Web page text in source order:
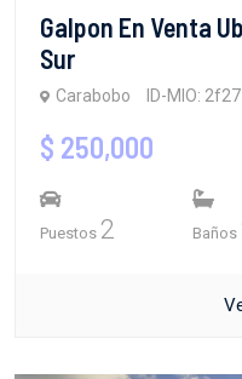
Galpon En Venta
Sur
Carabobo ID-MIO: 2f27
$ 250,000
Puestos 2 Baños